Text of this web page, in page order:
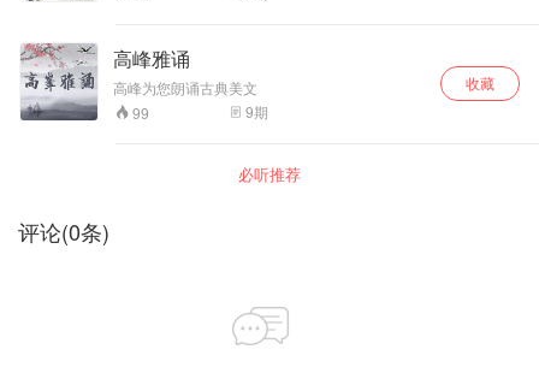
高峰雅诵
高峰为您朗诵古典美文
99
9期
收藏
必听推荐
评论(0条)